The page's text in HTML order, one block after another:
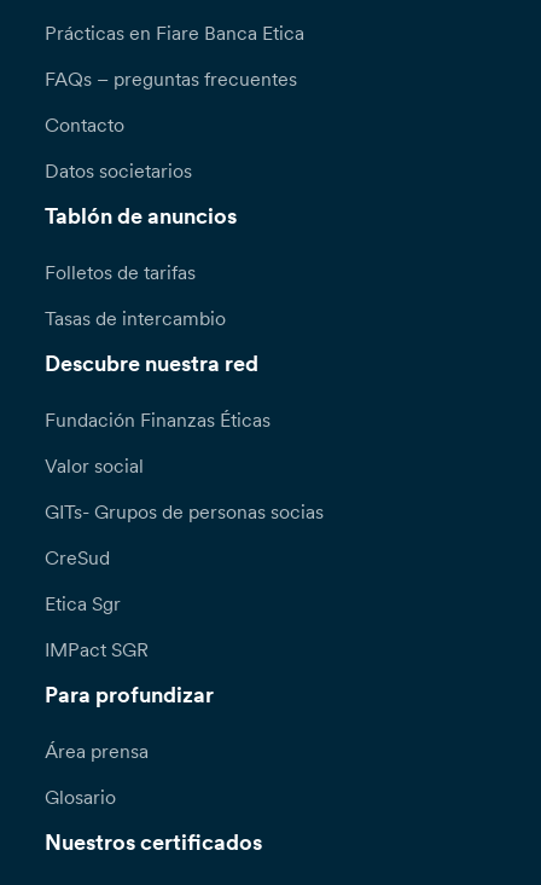
Prácticas en Fiare Banca Etica
FAQs – preguntas frecuentes
Contacto
Datos societarios
Tablón de anuncios
Folletos de tarifas
Tasas de intercambio
Descubre nuestra red
Fundación Finanzas Éticas
Valor social
GITs- Grupos de personas socias
CreSud
Etica Sgr
IMPact SGR
Para profundizar
Área prensa
Glosario
Nuestros certificados